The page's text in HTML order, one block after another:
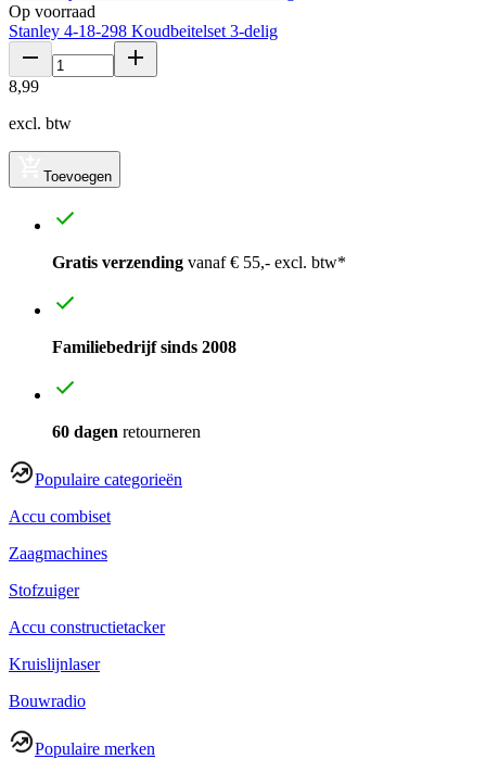
Op voorraad
Stanley 4-18-298 Koudbeitelset 3-delig
8,99
excl. btw
Toevoegen
Gratis verzending vanaf € 55,- excl. btw*
Familiebedrijf sinds 2008
60 dagen retourneren
Populaire categorieën
Accu combiset
Zaagmachines
Stofzuiger
Accu constructietacker
Kruislijnlaser
Bouwradio
Populaire merken